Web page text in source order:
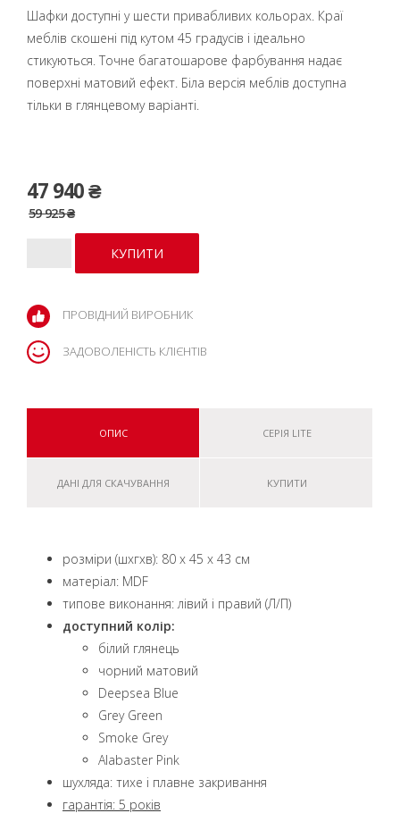
Шафки доступні у шести привабливих кольорах. Краї
меблів скошені під кутом 45 градусів і ідеально
стикуються. Точне багатошарове фарбування надає
поверхні матовий ефект. Біла версія меблів доступна
тільки в глянцевому варіанті.
47 940 ₴
59 925 ₴
ПРОВІДНИЙ ВИРОБНИК
ЗАДОВОЛЕНІСТЬ КЛІЄНТІВ
ОПИС СЕРІЯ LITE
ДАНІ ДЛЯ СКАЧУВАННЯ КУПИТИ
розміри (шxгxв): 80 x 45 x 43 см
матеріал: MDF
типове виконання: лівий і правий (Л/П)
доступний колір:
білий глянець
чорний матовий
Deepsea Blue
Grey Green
Smoke Grey
Alabaster Pink
шухляда: тихе і плавне закривання
гарантія: 5 років